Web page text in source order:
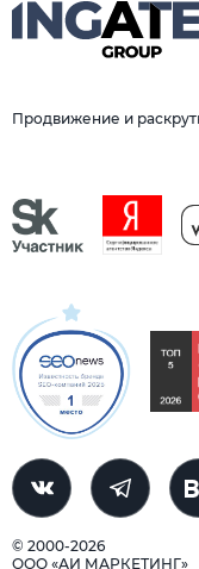
Продвижение и
© 2000-2026
ООО «АИ МАРКЕТИНГ»